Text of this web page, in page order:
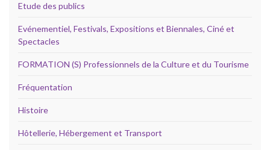
Etude des publics
Evénementiel, Festivals, Expositions et Biennales, Ciné et
Spectacles
FORMATION (S) Professionnels de la Culture et du Tourisme
Fréquentation
Histoire
Hôtellerie, Hébergement et Transport